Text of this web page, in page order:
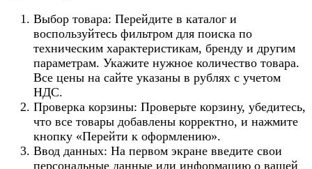
Выбор товара: Перейдите в каталог и
воспользуйтесь фильтром для поиска по
техническим характеристикам, бренду и другим
параметрам. Укажите нужное количество товара.
Все цены на сайте указаны в рублях с учетом
НДС.
Проверка корзины: Проверьте корзину, убедитесь,
что все товары добавлены корректно, и нажмите
кнопку «Перейти к оформлению».
Ввод данных: На первом экране введите свои
персональные данные или информацию о вашей